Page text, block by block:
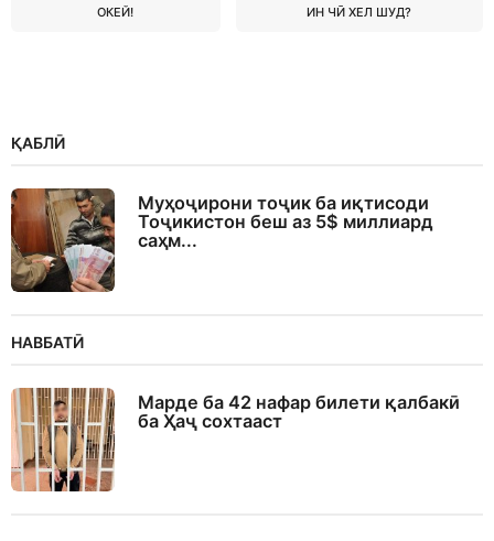
ОКЕЙ! ИН ЧӢ ХЕЛ ШУД?
ҚАБЛӢ
Муҳоҷирони тоҷик ба иқтисоди
Тоҷикистон беш аз 5$ миллиард
саҳм...
НАВБАТӢ
Марде ба 42 нафар билети қалбакӣ
ба Ҳаҷ сохтааст